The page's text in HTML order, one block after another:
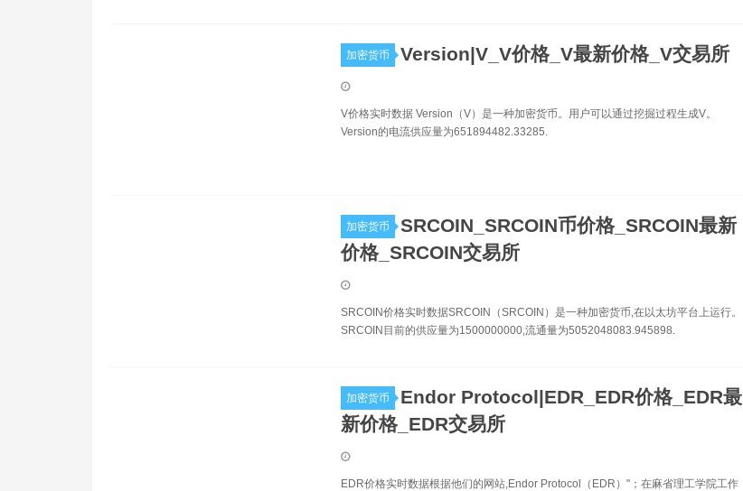
加密货币 Version|V_V价格_V最新价格_V交易所
V价格实时数据 Version（V）是一种加密货币。用户可以通过挖掘过程生成V。
Version的电流供应量为651894482.33285.
加密货币
SRCOIN_SRCOIN币价格_SRCOIN最新
价格_SRCOIN交易所
SRCOIN价格实时数据SRCOIN（SRCOIN）是一种加密货币,在以太坊平台上运行。
SRCOIN目前的供应量为1500000000,流通量为5052048083.945898.
加密货币
Endor Protocol|EDR_EDR价格_EDR最
新价格_EDR交易所
EDR价格实时数据根据他们的网站,Endor Protocol（EDR）"；在麻省理工学院工作